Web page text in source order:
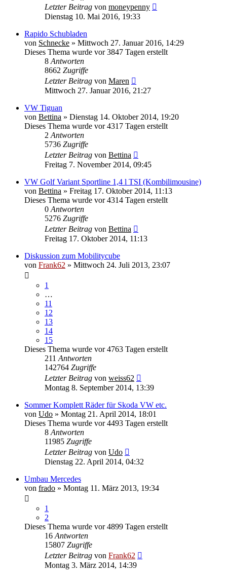
Letzter Beitrag von moneypenny
Dienstag 10. Mai 2016, 19:33
Rapido Schubladen
von Schnecke » Mittwoch 27. Januar 2016, 14:29
Dieses Thema wurde vor 3847 Tagen erstellt
8 Antworten
8662 Zugriffe
Letzter Beitrag von Maren
Mittwoch 27. Januar 2016, 21:27
VW Tiguan
von Bettina » Dienstag 14. Oktober 2014, 19:20
Dieses Thema wurde vor 4317 Tagen erstellt
2 Antworten
5736 Zugriffe
Letzter Beitrag von Bettina
Freitag 7. November 2014, 09:45
VW Golf Variant Sportline 1,4 l TSI (Kombilimousine)
von Bettina » Freitag 17. Oktober 2014, 11:13
Dieses Thema wurde vor 4314 Tagen erstellt
0 Antworten
5276 Zugriffe
Letzter Beitrag von Bettina
Freitag 17. Oktober 2014, 11:13
Diskussion zum Mobilitycube
von Frank62 » Mittwoch 24. Juli 2013, 23:07
1
…
11
12
13
14
15
Dieses Thema wurde vor 4763 Tagen erstellt
211 Antworten
142764 Zugriffe
Letzter Beitrag von weiss62
Montag 8. September 2014, 13:39
Sommer Komplett Räder für Skoda VW etc.
von Udo » Montag 21. April 2014, 18:01
Dieses Thema wurde vor 4493 Tagen erstellt
8 Antworten
11985 Zugriffe
Letzter Beitrag von Udo
Dienstag 22. April 2014, 04:32
Umbau Mercedes
von frado » Montag 11. März 2013, 19:34
1
2
Dieses Thema wurde vor 4899 Tagen erstellt
16 Antworten
15807 Zugriffe
Letzter Beitrag von Frank62
Montag 3. März 2014, 14:39